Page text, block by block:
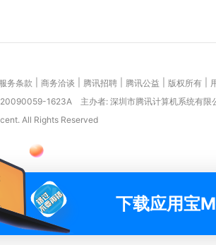
服务条款 商务洽谈 腾讯招聘 腾讯公益 版权所有
1623A
主办者: 深圳市腾讯计算机系统有限
All Rights Reserved
下载应用宝